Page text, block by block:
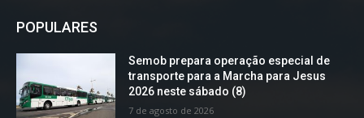
POPULARES
Semob prepara operação especial de
transporte para a Marcha para Jesus
2026 neste sábado (8)
7 de agosto de 2026